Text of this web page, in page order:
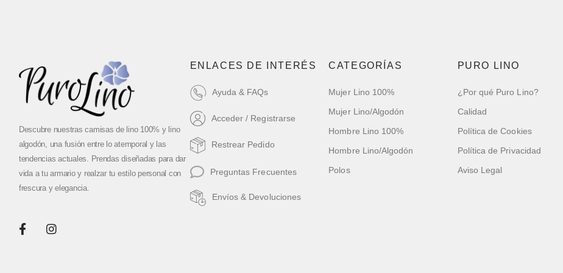
Descubre nuestras camisas de lino 100% y lino
algodón, una fusión entre lo atemporal y las
tendencias actuales. Prendas diseñadas para dar
vida a tu armario y realzar tu estilo personal con
frescura y elegancia.
ENLACES DE INTERÉS
Ayuda & FAQs
Acceder / Registrarse
Restrear Pedido
Preguntas Frecuentes
Envíos & Devoluciones
CATEGORÍAS
Mujer Lino 100%
Mujer Lino/Algodón
Hombre Lino 100%
Hombre Lino/Algodón
Polos
PURO LINO
¿Por qué Puro Lino?
Calidad
Política de Cookies
Política de Privacidad
Aviso Legal